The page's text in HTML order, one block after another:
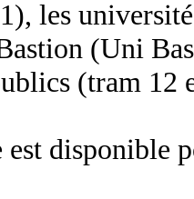
les
(Uni
(tram 12
est disponible